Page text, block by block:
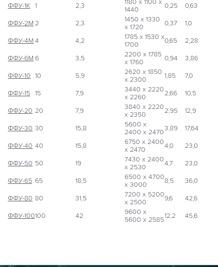
ФФУ-1К 1 2,3
1180 х 1100 х
1440
0,25 0,63
ФФУ-2М 2 2,3
1450 х 1330
х 1720
0,37 1,0
ФФУ-4М 4 4,2
1785 х 1530 х
1700
0,65 2,28
ФФУ-6М 6 3,5
2200 х 1785
х 1760
0,94 3,86
ФФУ-10 10 5,9
2620 х 1850
х 2300
1,85 7,0
ФФУ-15 15 7,9
3440 х 2220
х 2260
2,66 10,5
ФФУ-20 20 7,9
3840 х 2220
х 2350
2,95 12,9
ФФУ-30 30 15,8
5600 х
2400 х 24703,89 17,64
ФФУ-40 40 15,8
6750 х 2400
х 2470
4,0 23,0
ФФУ-50 50 19
7430 х 2400
х 2530
4,7 23,0
ФФУ-65 65 18,5
6500 х 4700
х 3000
8,5 36,0
ФФУ-80 80 31,5
7200 х 5200
х 2500
9,6 42,6
ФФУ-100100 42
9600 х
5600 х 258512,2 45,6